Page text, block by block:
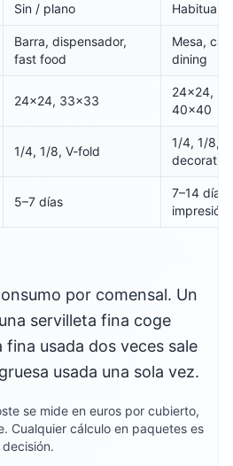
Sin / plano Habitual
Barra, dispensador,
fast food
Mesa,
dining
24×24, 33×33
24×24,
40×40
1/4, 1/8, V-fold
1/4, 1/8,
5–7 días
7–14 días
impresión)
por comensal. Un
servilleta fina coge
usada dos veces sale
usada una sola vez.
se mide en euros por cubierto,
Cualquier cálculo en paquetes es